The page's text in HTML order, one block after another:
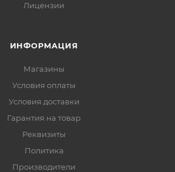
Лицензии
ИНФОРМАЦИЯ
Магазины
Условия оплаты
Условия доставки
Гарантия на товар
Реквизиты
Политика
Производители